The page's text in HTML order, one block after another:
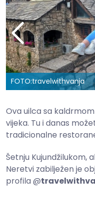
FOTO:travelwithvanja
Ova uilca sa
vijeka. Tu i danas
tradicionalne
Šetnju Kujundžilukom,
Neretvi zabilježen je
profila @